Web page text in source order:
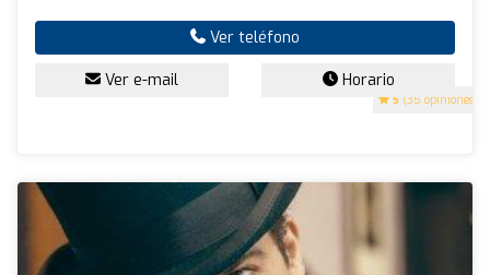
5 (35 opiniones)
Ver teléfono
Ver e-mail Horario